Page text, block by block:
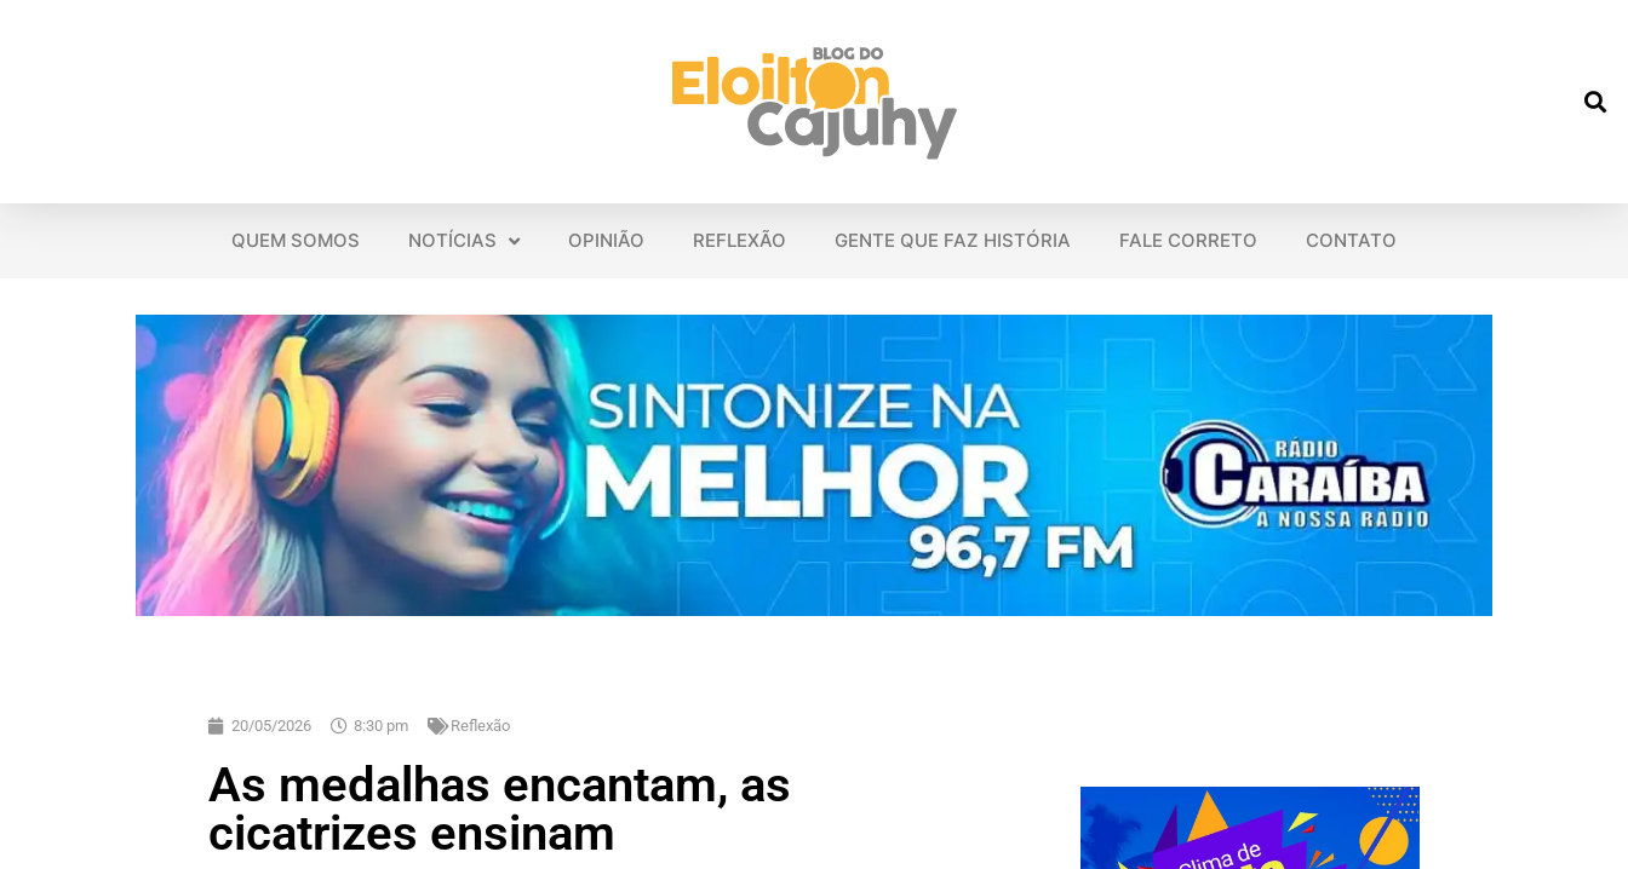
QUEM SOMOS NOTÍCIAS OPINIÃO REFLEXÃO GENTE QUE FAZ HISTÓRIA FALE CORRETO CONTATO
20/05/2026 8:30 pm Reflexão
As medalhas encantam, as
cicatrizes ensinam